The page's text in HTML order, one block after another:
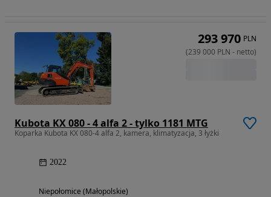
Kubota KX 080 - 4 alfa 2 - tylko 1181 MTG
Koparka Kubota KX 080-4 alfa 2, kamera, klimatyzacja, 3 łyżki
2022
Niepołomice (Małopolskie)
293 970 PLN
(239 000 PLN - netto)